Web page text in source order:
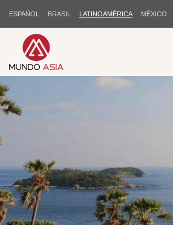
ESPAÑOL BRASIL LATINOAMÉRICA MÉXICO